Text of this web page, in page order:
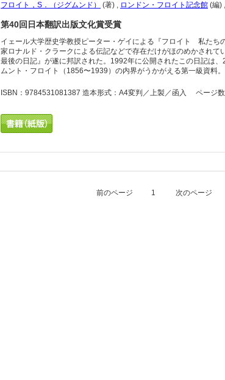
フロイト，S．（ジグムンド） (著) , ロンドン・フロイト記念館 (編)
第40回日本翻訳出版文化賞受賞
イェール大学歴史学教授ピーター・ゲイによる『フロイト 私たち
家ロナルド・クラークによる伝記などで存在だけがほのめかされ
最後の日記』が遂に邦訳された。1992年に公開されたこの日記は
ムント・フロイト（1856〜1939）の内界がうかがえる第一級資料。
ISBN：9784531081387 造本形式：A4変判／上製／函入 ページ
前のページ 1 次のページ